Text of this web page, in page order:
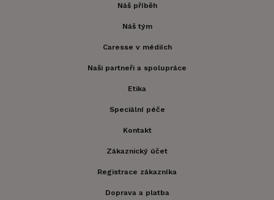
Náš příběh
Náš tým
Caresse v médiích
Naši partneři a spolupráce
Etika
Speciální péče
Kontakt
Zákaznický účet
Registrace zákazníka
Doprava a platba